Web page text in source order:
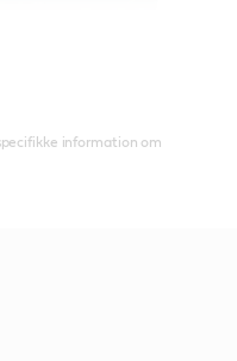
information om